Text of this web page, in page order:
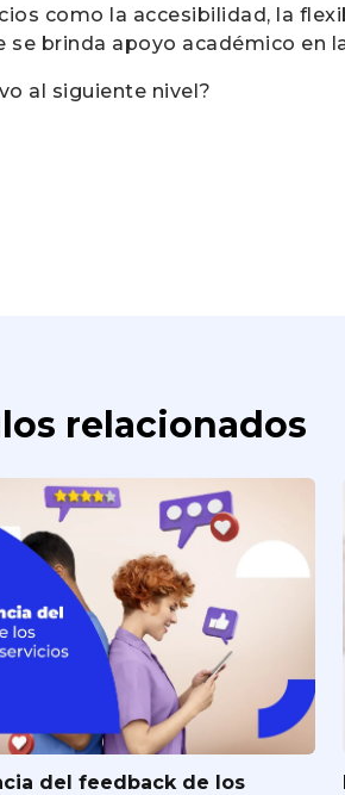
como la accesibilidad, la
brinda apoyo académico en
al siguiente nivel?
relacionados
del feedback de los